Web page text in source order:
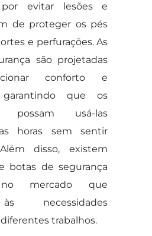
por evitar lesões e
de proteger os pés
e perfurações. As
são projetadas
conforto e
garantindo que os
possam usá-las
horas sem sentir
disso, existem
botas de segurança
no mercado que
necessidades
trabalhos.